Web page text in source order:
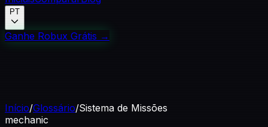
PT
Ganhe Robux Grátis →
Início/Glossário/Sistema de Missões
mechanic